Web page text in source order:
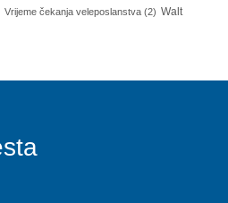
Vrijeme čekanja veleposlanstva (2) Walt